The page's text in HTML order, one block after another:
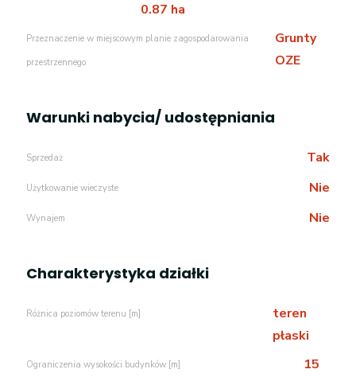
0.87 ha
Przeznaczenie w miejscowym planie zagospodarowania
przestrzennego
Grunty
OZE
Warunki nabycia/ udostępniania
Sprzedaż Tak
Użytkowanie wieczyste Nie
Wynajem Nie
Charakterystyka działki
Różnica poziomów terenu [m]
teren
płaski
Ograniczenia wysokości budynków [m]
15